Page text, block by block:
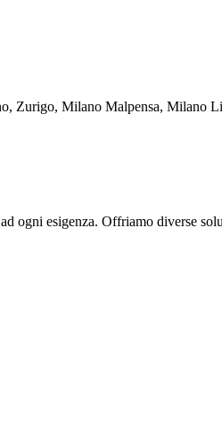
Zurigo, Milano Malpensa, Milano
ogni esigenza. Offriamo diverse